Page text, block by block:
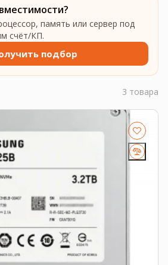
память или сервер под
счёт/КП.
подбор
3 товара